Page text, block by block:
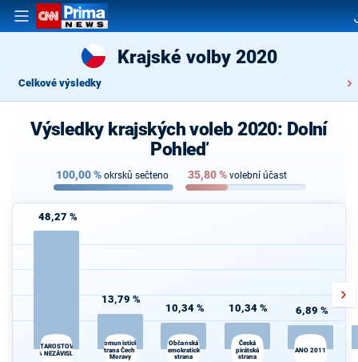
Krajské volby 2020
Celkové výsledky
Výsledky krajských voleb 2020: Dolní
Pohleď
100,00% okrsků sečteno 35,80% volební účast
48,27 %
STAROSTOVÉ
A NEZÁVISLÍ
13,79 %
Komunistická
strana Čech a
Moravy
10,34 %
Občanská
demokratická
strana
10,34 %
Česká
pirátská
strana
6,89 %
ANO 2011